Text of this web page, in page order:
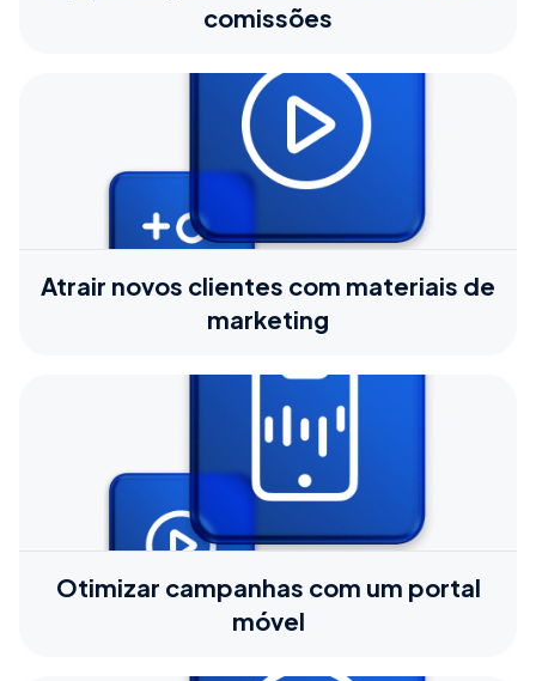
comissões
Atrair novos clientes com materiais de
marketing
Otimizar campanhas com um portal
móvel